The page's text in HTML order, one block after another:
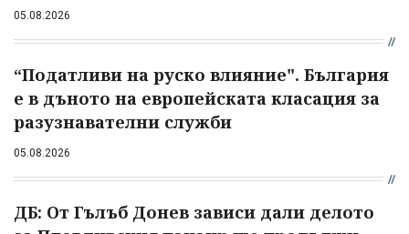
05.08.2026
“Податливи на руско влияние". България
е в дъното на европейската класация за
разузнавателни служби
05.08.2026
ДБ: От Гълъб Донев зависи дали делото